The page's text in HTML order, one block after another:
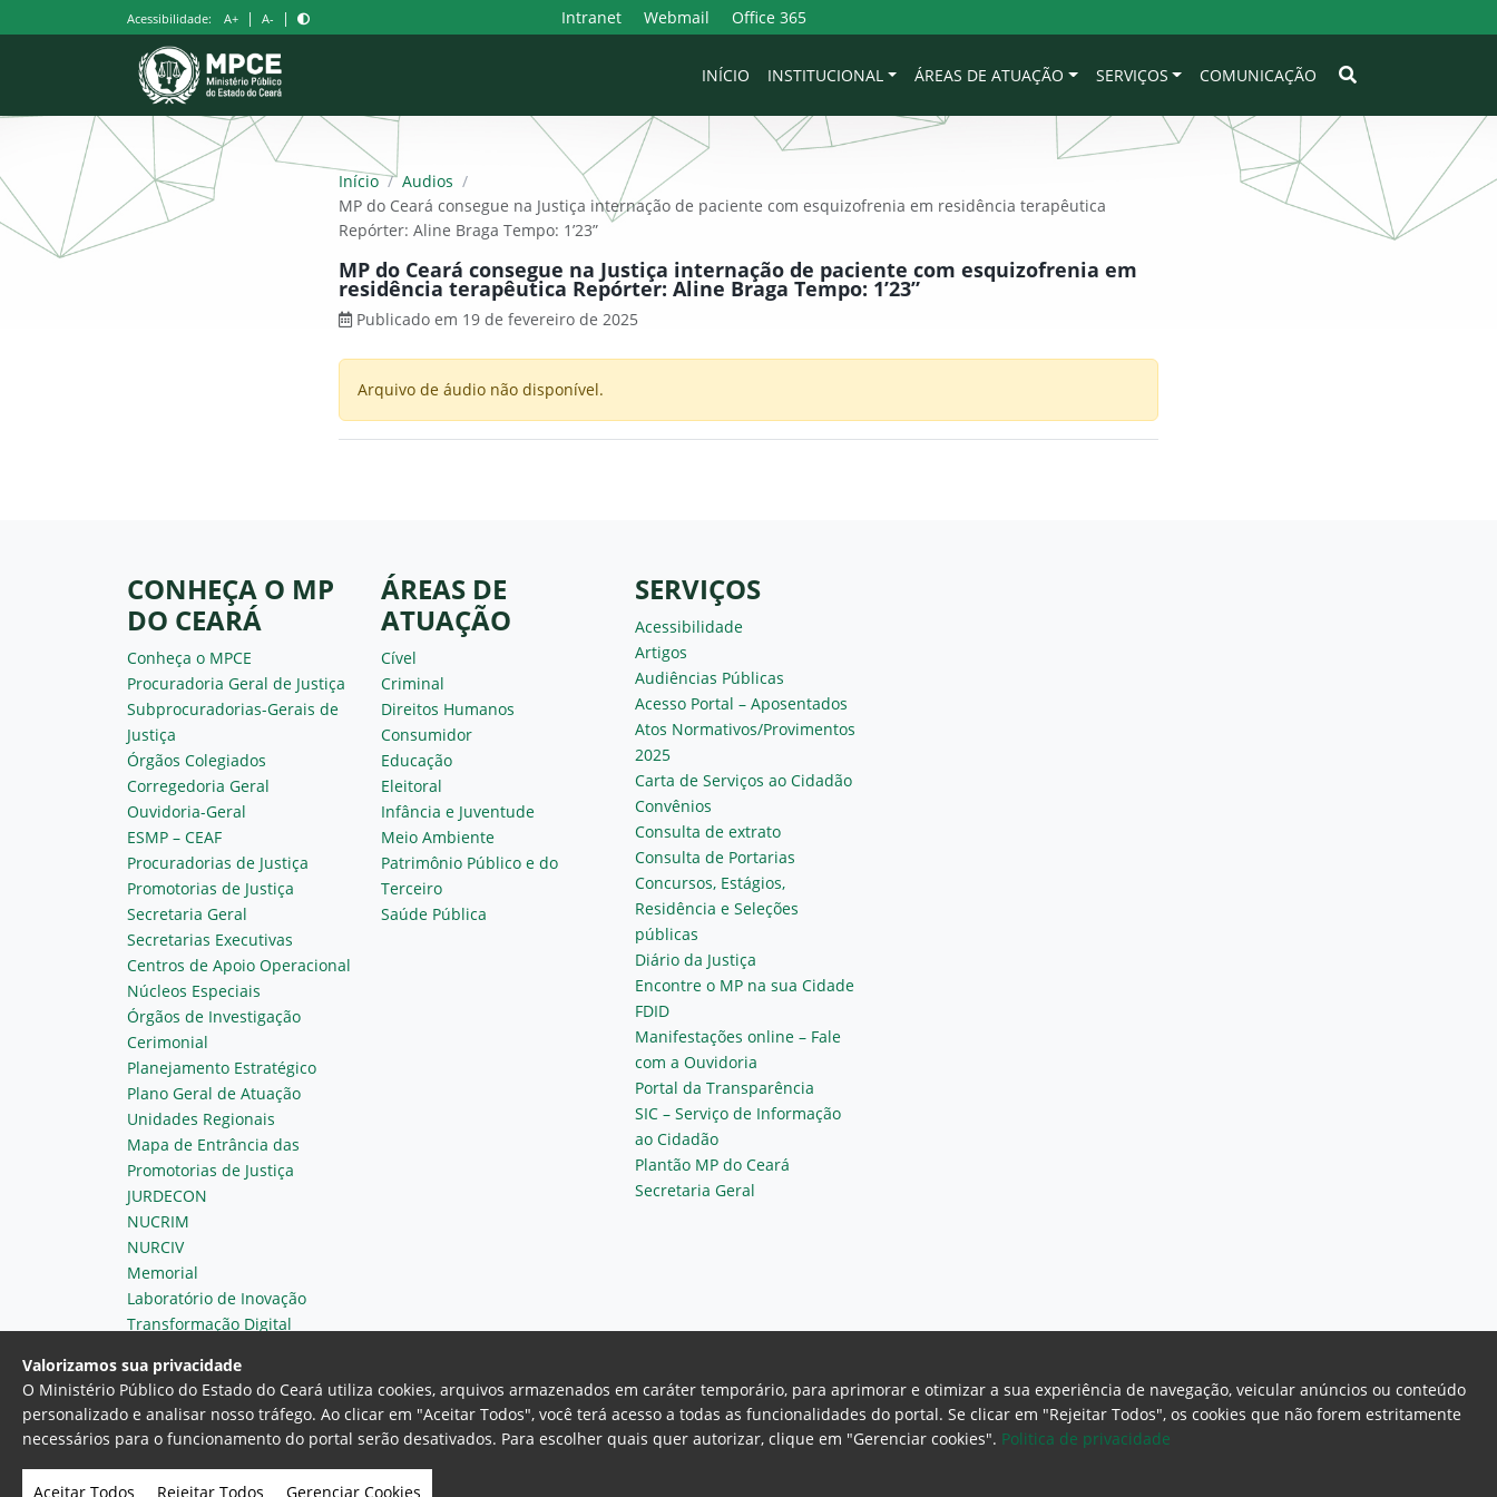
para
Acessibilidade: A+ | A- | Intranet Webmail Office 365
INÍCIO INSTITUCIONAL ÁREAS DE ATUAÇÃO SERVIÇOS COMUNICAÇÃO
Início / Audios /
MP do Ceará consegue na Justiça internação de paciente com esquizofrenia em residência terapêutica
Repórter: Aline Braga Tempo: 1’23”
MP do Ceará consegue na Justiça internação de paciente com esquizofrenia em
residência terapêutica Repórter: Aline Braga Tempo: 1’23”
Publicado em 19 de fevereiro de 2025
Arquivo de áudio não disponível.
CONHEÇA O MP
DO CEARÁ
Conheça o MPCE
Procuradoria Geral de Justiça
Subprocuradorias-Gerais de
Justiça
Órgãos Colegiados
Corregedoria Geral
Ouvidoria-Geral
ESMP – CEAF
Procuradorias de Justiça
Promotorias de Justiça
Secretaria Geral
Secretarias Executivas
Centros de Apoio Operacional
Núcleos Especiais
Órgãos de Investigação
Cerimonial
Planejamento Estratégico
Plano Geral de Atuação
Unidades Regionais
Mapa de Entrância das
Promotorias de Justiça
JURDECON
NUCRIM
NURCIV
Memorial
Laboratório de Inovação
Transformação Digital
ÁREAS DE
ATUAÇÃO
Cível
Criminal
Direitos Humanos
Consumidor
Educação
Eleitoral
Infância e Juventude
Meio Ambiente
Patrimônio Público e do
Terceiro
Saúde Pública
SERVIÇOS
Acessibilidade
Artigos
Audiências Públicas
Acesso Portal – Aposentados
Atos Normativos/Provimentos
2025
Carta de Serviços ao Cidadão
Convênios
Consulta de extrato
Consulta de Portarias
Concursos, Estágios,
Residência e Seleções
públicas
Diário da Justiça
Encontre o MP na sua Cidade
FDID
Manifestações online – Fale
com a Ouvidoria
Portal da Transparência
SIC – Serviço de Informação
ao Cidadão
Plantão MP do Ceará
Secretaria Geral
Ministério Público do Estado do Ceará Procuradoria Geral de Justiça
Av. Gen. Afonso Albuquerque Lima, 130 - Cambeba - CEP: 60.822-325
Valorizamos sua privacidade
O Ministério Público do Estado do Ceará utiliza cookies, arquivos armazenados em caráter temporário, para aprimorar e otimizar a sua experiência de navegação, veicular anúncios ou conteúdo
personalizado e analisar nosso tráfego. Ao clicar em "Aceitar Todos", você terá acesso a todas as funcionalidades do portal. Se clicar em "Rejeitar Todos", os cookies que não forem estritamente
necessários para o funcionamento do portal serão desativados. Para escolher quais quer autorizar, clique em "Gerenciar cookies". Politica de privacidade
Aceitar Todos Rejeitar Todos Gerenciar Cookies